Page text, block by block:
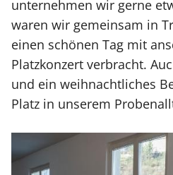
unternehmen wir gerne
waren wir gemeinsam in
einen schönen Tag mit
Platzkonzert verbracht.
und ein weihnachtliches
Platz in unserem